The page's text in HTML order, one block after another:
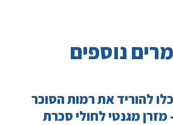
נוספים
להוריד את רמות הסוכר
מזרן מגנטי לחולי סכרת